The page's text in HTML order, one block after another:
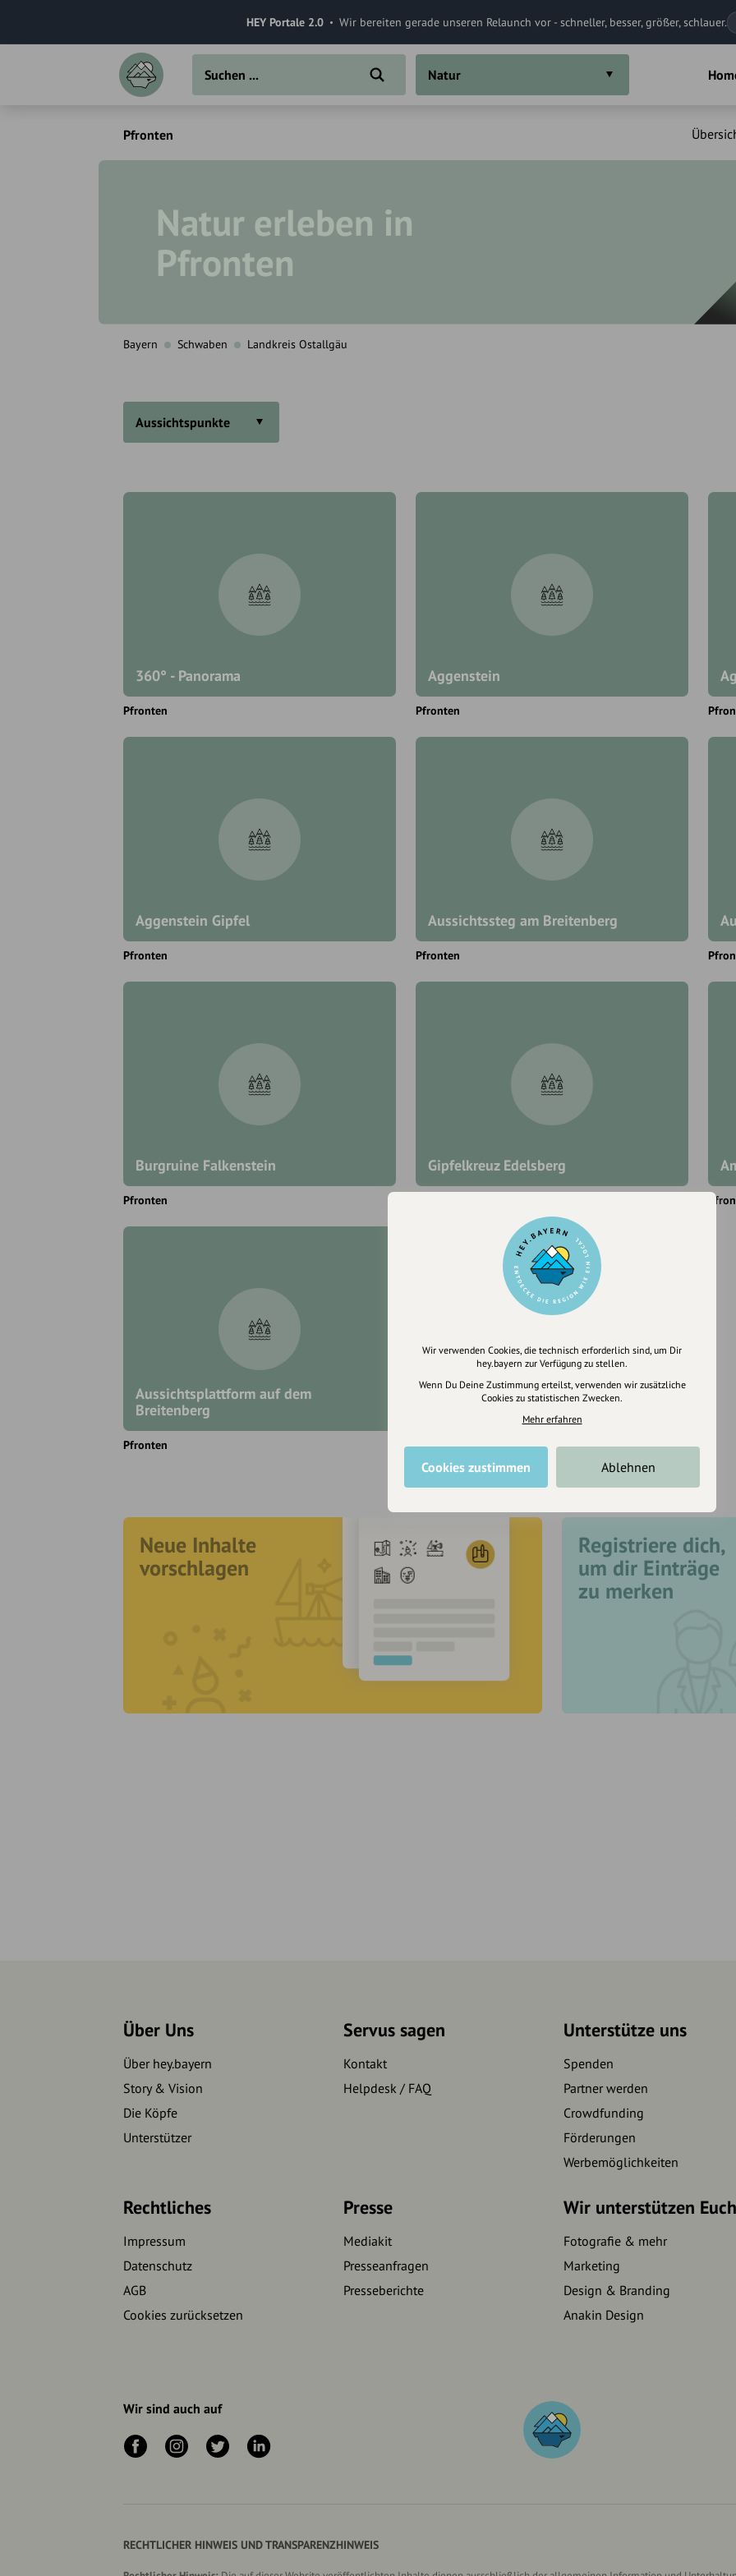
HEY Portale 2.0 Wir bereiten gerade unseren Relaunch vor - schneller, besser, größer, schlauer.
Natur
Pfronten
Natur erleben in
Pfronten
Bayern Schwaben Landkreis Ostallgäu
Aussichtspunkte
360° - Panorama
Pfronten
Aggenstein
Pfronten
Aggenstein Gipfel
Pfronten
Aussichtssteg am Breitenberg
Pfronten
Burgruine Falkenstein
Pfronten
Gipfelkreuz Edelsberg
Aussichtsplattform auf dem
Breitenberg
Pfronten Pfronten
Neue Inhalte
vorschlagen
Registriere dich,
um dir Einträge
zu merken
Über Uns
Über hey.bayern
Story & Vision
Die Köpfe
Unterstützer
Servus sagen
Kontakt
Helpdesk / FAQ
Unterstütze uns
Spenden
Partner werden
Crowdfunding
Förderungen
Werbemöglichkeiten
Rechtliches
Impressum
Datenschutz
AGB
Cookies zurücksetzen
Presse
Mediakit
Presseanfragen
Presseberichte
Wir unterstützen Euch
Fotografie & mehr
Marketing
Design & Branding
Anakin Design
Wir sind auch auf
RECHTLICHER HINWEIS UND TRANSPARENZHINWEIS
Wir verwenden Cookies, die technisch erforderlich sind, um Dir
hey.bayern zur Verfügung zu stellen.
Wenn Du Deine Zustimmung erteilst, verwenden wir zusätzliche
Cookies zu statistischen Zwecken.
Mehr erfahren
Cookies zustimmen Ablehnen